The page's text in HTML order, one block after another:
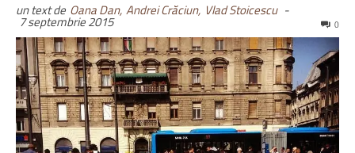
un text de Oana Dan, Andrei Crăciun, Vlad Stoicescu -
7 septembrie 2015 0